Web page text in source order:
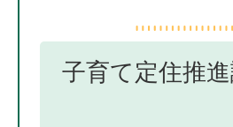
子育て定住推